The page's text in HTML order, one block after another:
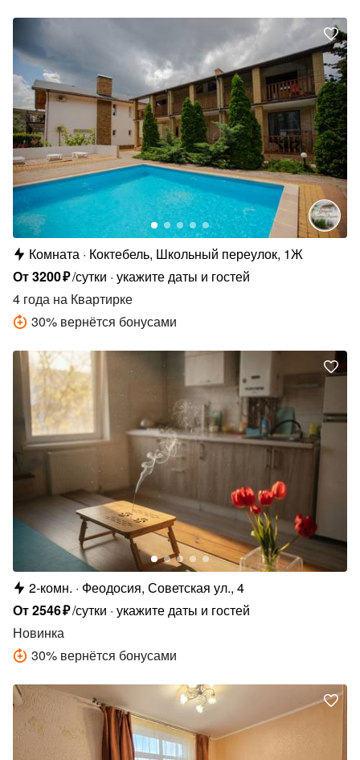
Комната Коктебель, Школьный переулок, 1Ж
От3200₽/сутки укажите даты и гостей
4 года на Квартирке
30% вернётся бонусами
2-комн.
Феодосия, Советская ул., 4
От2546₽/сутки укажите даты и гостей
Новинка
30% вернётся бонусами